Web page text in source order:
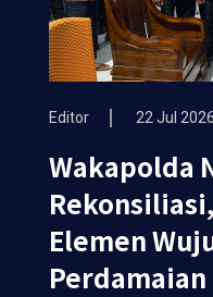
Editor 22 Jul 2026
Wakapolda
Elemen